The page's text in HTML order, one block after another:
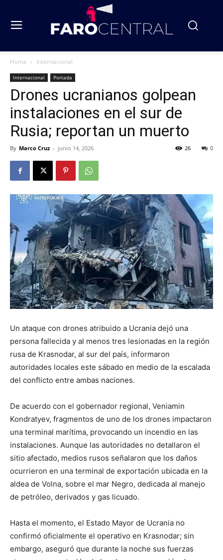
Home Internacional
Internacional Portada
Drones ucranianos golpean
instalaciones en el sur de
Rusia; reportan un muerto
By Marco Cruz - junio 14, 2026 0
26
Un ataque con drones atribuido a Ucrania dejó una
persona fallecida y al menos tres lesionadas en la región
rusa de Krasnodar, al sur del país, informaron
autoridades locales este sábado en medio de la escalada
del conflicto entre ambas naciones.
De acuerdo con el gobernador regional, Veniamin
Kondratyev, fragmentos de uno de los drones impactaron
una terminal marítima, provocando un incendio en las
instalaciones. Aunque las autoridades no detallaron el
sitio afectado, medios rusos señalaron que los daños
ocurrieron en una terminal de exportación ubicada en la
aldea de Volna, sobre el mar Negro, dedicada al manejo
de petróleo, derivados y gas licuado.
Hasta el momento, el Estado Mayor de Ucrania no
confirmó oficialmente el operativo en Krasnodar; sin
embargo, aseguró que durante la noche sus fuerzas